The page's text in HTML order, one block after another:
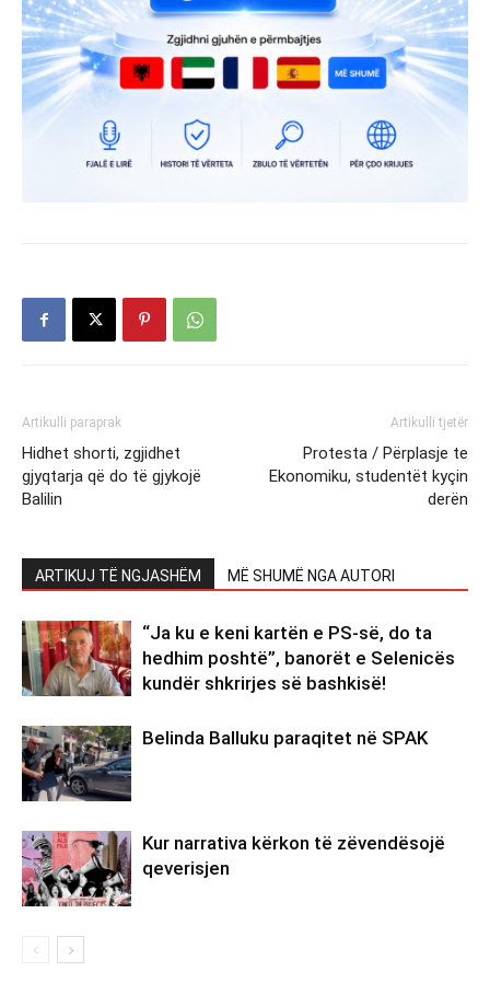
Artikulli paraprak
Hidhet shorti, zgjidhet
gjyqtarja që do të gjykojë
Balilin
Artikulli tjetër
Protesta / Përplasje te
Ekonomiku, studentët kyçin
derën
ARTIKUJ TË NGJASHËM MË SHUMË NGA AUTORI
“Ja ku e keni kartën e PS-së, do ta
hedhim poshtë”, banorët e Selenicës
kundër shkrirjes së bashkisë!
Belinda Balluku paraqitet në SPAK
Kur narrativa kërkon të zëvendësojë
qeverisjen